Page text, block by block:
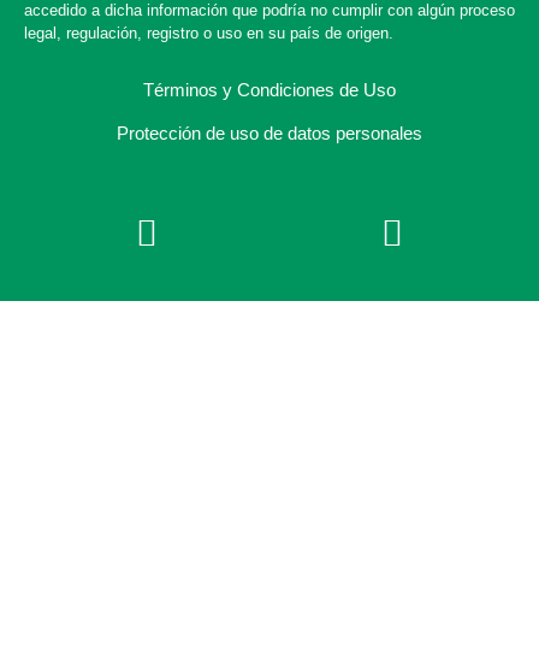
accedido a dicha información que podría no cumplir con algún proceso
legal, regulación, registro o uso en su país de origen.
Términos y Condiciones de Uso
Protección de uso de datos personales